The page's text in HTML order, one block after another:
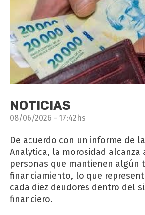
NOTICIAS
08/06/2026 - 17:42hs
De acuerdo con un informe de
Analytica, la morosidad alcanza
personas que mantienen algún
financiamiento, lo que
cada diez deudores dentro del
financiero.